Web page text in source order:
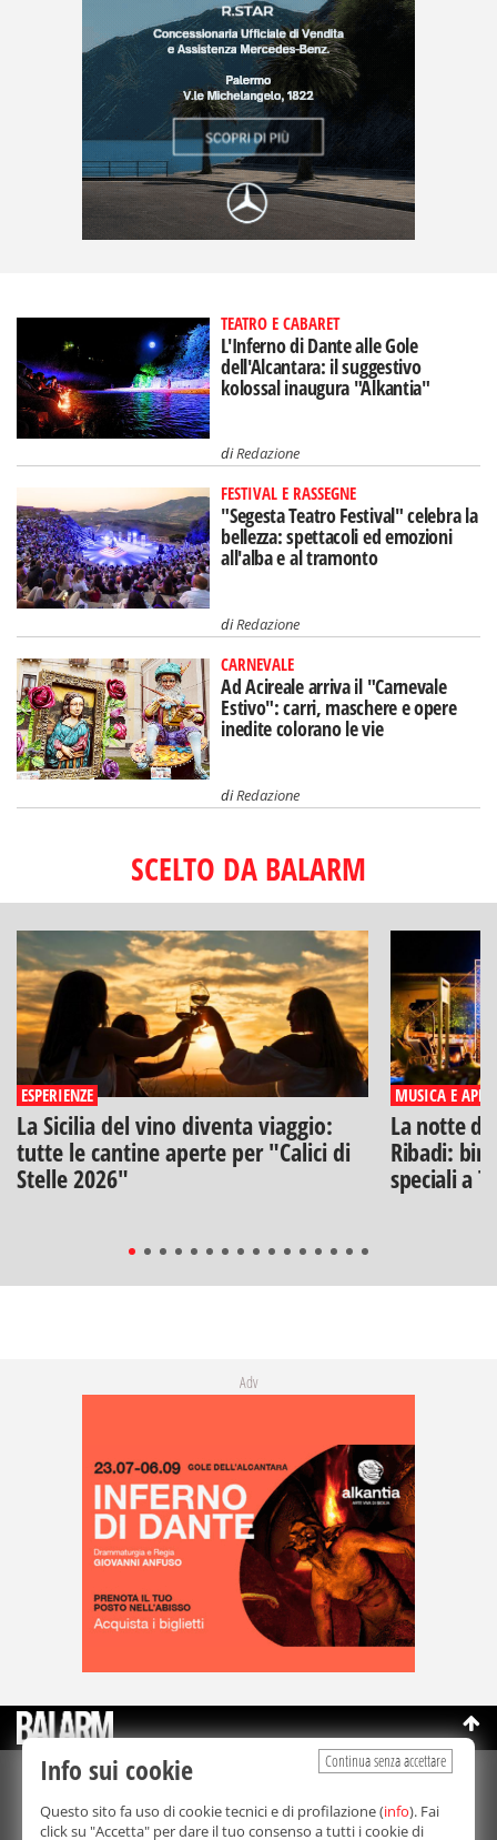
TEATRO E CABARET
L'Inferno di Dante alle Gole
dell'Alcantara: il suggestivo
kolossal inaugura "Alkantia"
diRedazione
FESTIVAL E RASSEGNE
"Segesta Teatro Festival" celebra la
bellezza: spettacoli ed emozioni
all'alba e al tramonto
diRedazione
CARNEVALE
Ad Acireale arriva il "Carnevale
Estivo": carri, maschere e opere
inedite colorano le vie
diRedazione
SCELTO DA BALARM
ESPERIENZE
La Sicilia del vino diventa viaggio:
tutte le cantine aperte per "Calici di
Stelle 2026"
MUSICA E
La notte di
Ribadi:
speciali a
Adv
©Copyright 2003-2026
Bmedia Srl- P.IVA 07064240828
La riproduzione totale o parziale di tutti i contenuti, in qualunque
Continua senza accettare
Info sui cookie
Questo sito fa uso di cookie tecnici e di profilazione (info). Fai
click su "Accetta" per dare il tuo consenso a tutti i cookie di